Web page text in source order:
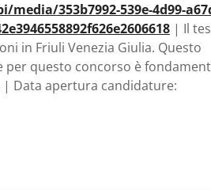
353b7992-539e-4d99-
| Il
in Friuli Venezia Giulia. Questo
per questo concorso è
| Data apertura candidature: